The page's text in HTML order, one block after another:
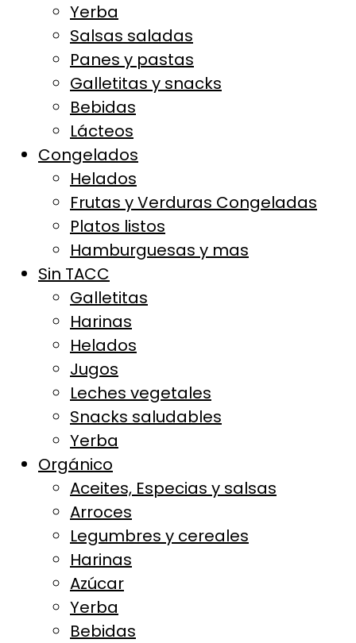
Yerba
Salsas saladas
Panes y pastas
Galletitas y snacks
Bebidas
Lácteos
Congelados
Helados
Frutas y Verduras Congeladas
Platos listos
Hamburguesas y mas
Sin TACC
Galletitas
Harinas
Helados
Jugos
Leches vegetales
Snacks saludables
Yerba
Orgánico
Aceites, Especias y salsas
Arroces
Legumbres y cereales
Harinas
Azúcar
Yerba
Bebidas